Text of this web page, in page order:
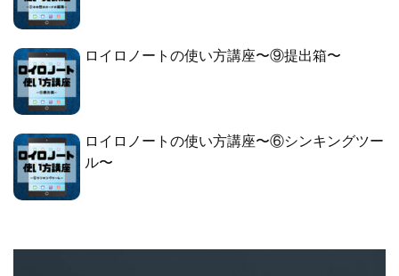
ロイロノートの使い方講座〜⑨提出箱〜
ロイロノートの使い方講座〜⑥シンキングツー
ル〜